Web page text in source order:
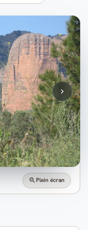
Plein écran